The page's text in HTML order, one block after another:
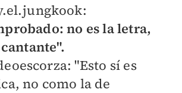
no es la letra,
"Esto sí es
no como la de